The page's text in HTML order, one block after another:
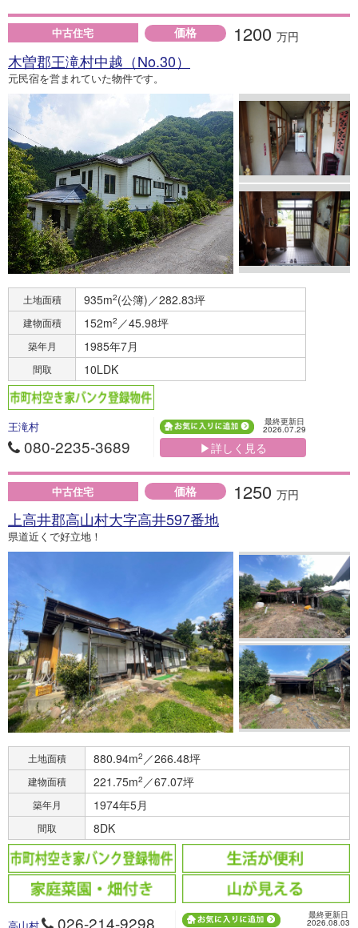
中古住宅 価格 1200 万円
木曽郡王滝村中越（No.30）
元民宿を営まれていた物件です。
土地面積 935m2(公簿)／282.83坪
建物面積 152m2 ／45.98坪
築年月 1985年7月
間取 10LDK
王滝村
080-2235-3689
最終更新日
2026.07.29
▶詳しく見る
中古住宅 価格 1250 万円
上高井郡高山村大字高井597番地
県道近くで好立地！
土地面積 880.94m2 ／266.48坪
建物面積 221.75m2 ／67.07坪
築年月 1974年5月
間取 8DK
026-214-9298 最終更新日
2026.08.03